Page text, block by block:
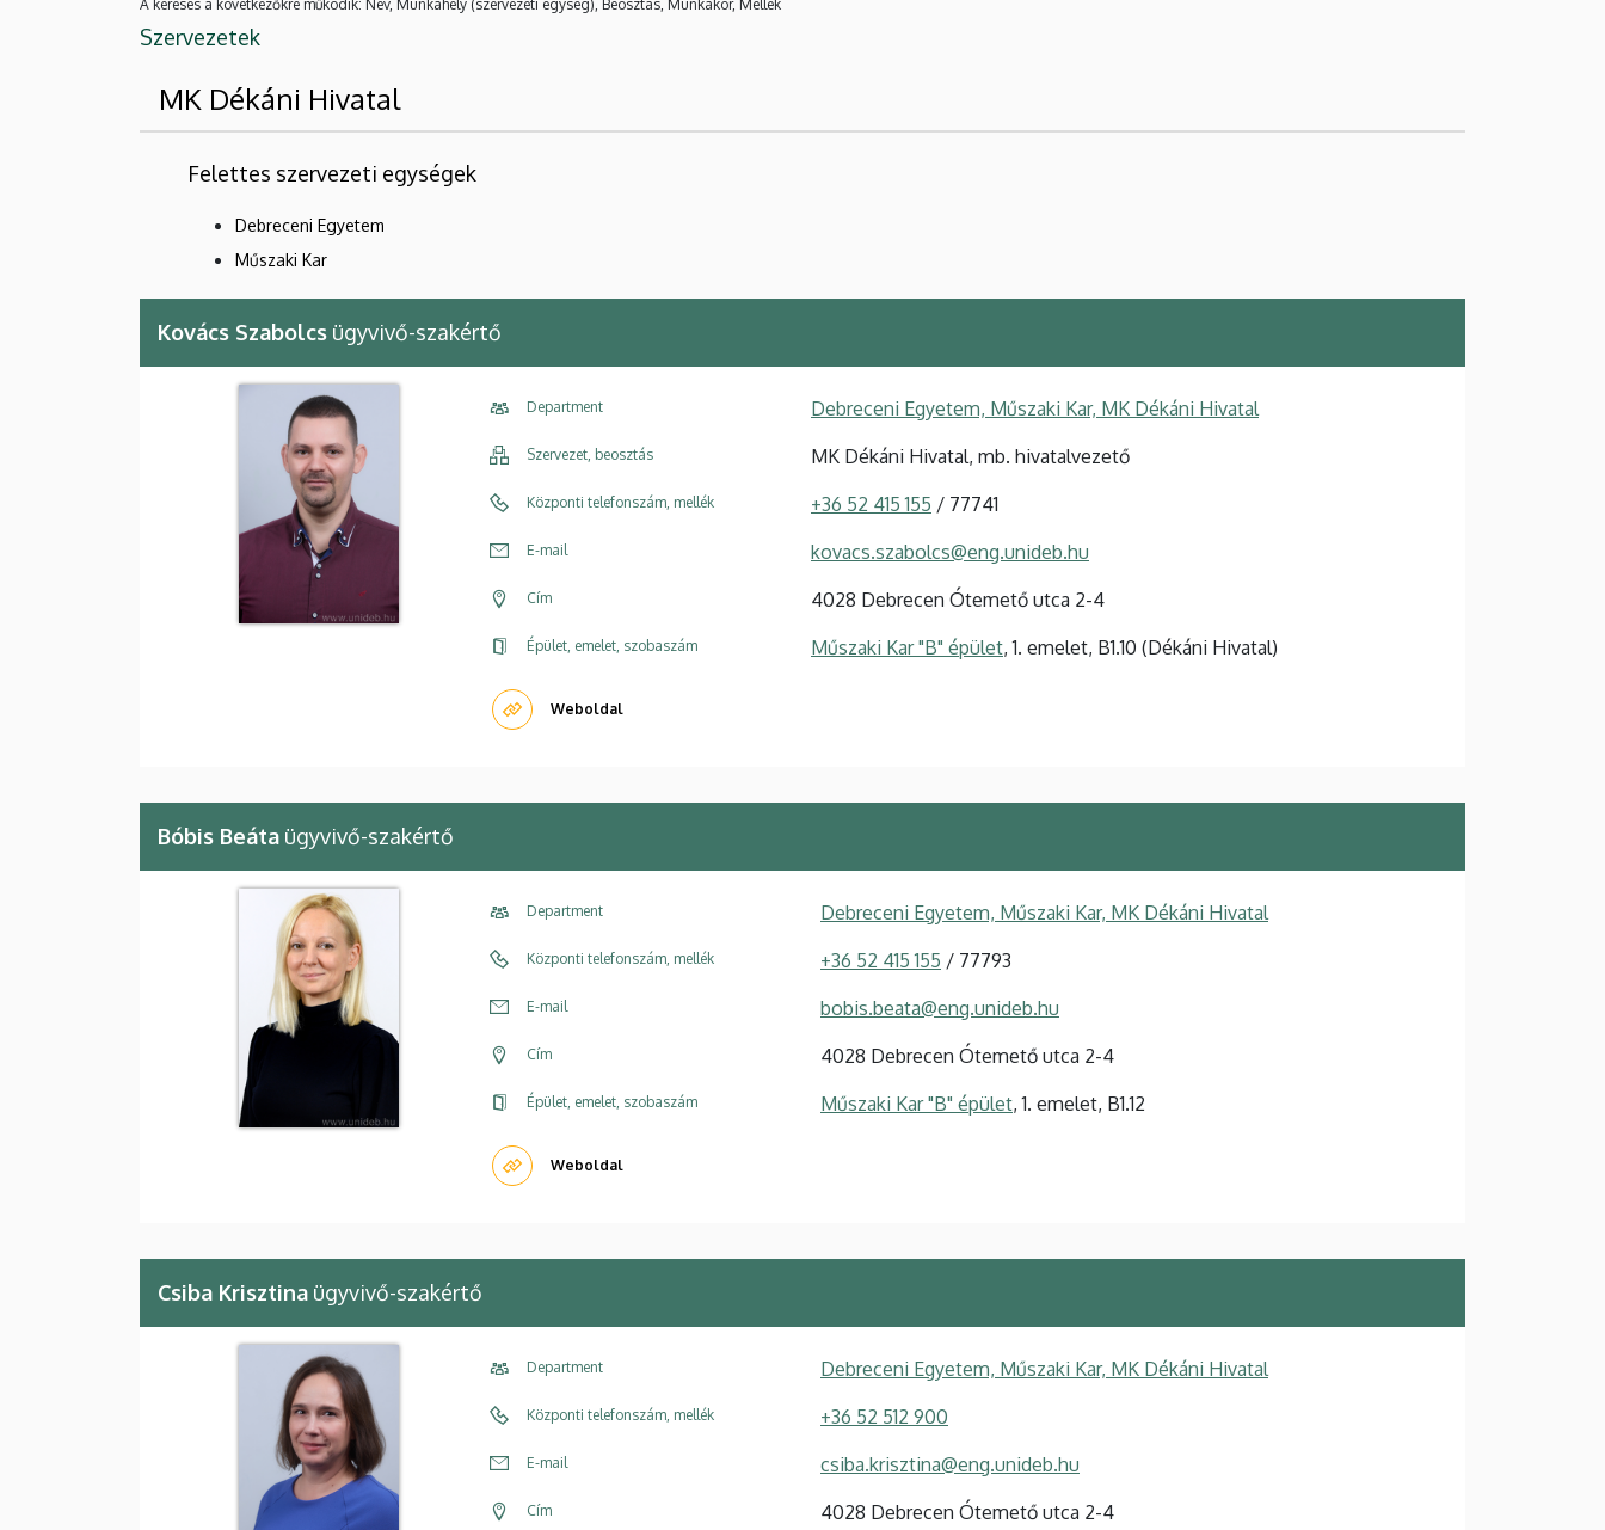
A keresés a következőkre működik: Név, Munkahely (szervezeti egység), Beosztás, Munkakör, Mellék
Szervezetek
MK Dékáni Hivatal
Felettes szervezeti egységek
Debreceni Egyetem
Műszaki Kar
Kovács Szabolcs ügyvivő-szakértő
Department Debreceni Egyetem, Műszaki Kar, MK Dékáni Hivatal
Szervezet, beosztás MK Dékáni Hivatal, mb. hivatalvezető
Központi telefonszám, mellék +36 52 415 155 / 77741
E-mail kovacs.szabolcs@eng.unideb.hu
Cím 4028 Debrecen Ótemető utca 2-4
Épület, emelet, szobaszám Műszaki Kar "B" épület, 1. emelet, B1.10 (Dékáni Hivatal)
Weboldal
Bóbis Beáta ügyvivő-szakértő
Department Debreceni Egyetem, Műszaki Kar, MK Dékáni Hivatal
Központi telefonszám, mellék +36 52 415 155 / 77793
E-mail bobis.beata@eng.unideb.hu
Cím 4028 Debrecen Ótemető utca 2-4
Épület, emelet, szobaszám Műszaki Kar "B" épület, 1. emelet, B1.12
Weboldal
Csiba Krisztina ügyvivő-szakértő
Department Debreceni Egyetem, Műszaki Kar, MK Dékáni Hivatal
Központi telefonszám, mellék +36 52 512 900
E-mail csiba.krisztina@eng.unideb.hu
Cím 4028 Debrecen Ótemető utca 2-4